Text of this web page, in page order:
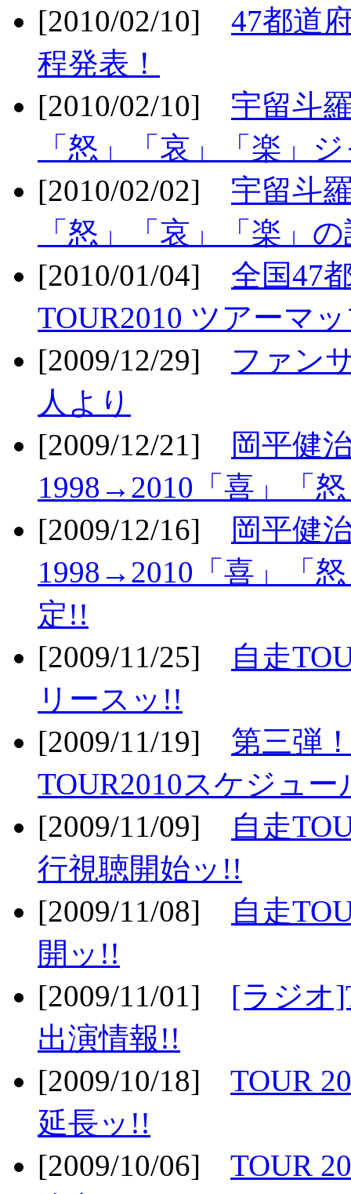
[2010/02/10] 47都道
程発表！
[2010/02/10] 宇留斗
「怒」「哀」「楽」
[2010/02/02] 宇留斗
「怒」「哀」「楽」
[2010/01/04] 全国47
TOUR2010 ツアーマ
[2009/12/29] ファン
人より
[2009/12/21]
岡平健
1998→2010「喜」「
[2009/12/16]
岡平健
1998→2010「喜」「
定!!
[2009/11/25]
自走
リースッ!!
[2009/11/19] 第三弾
TOUR2010スケジュー
[2009/11/09]
自走
行視聴開始ッ!!
[2009/11/08]
自走
開ッ!!
[2009/11/01] [ラジオ
出演情報!!
[2009/10/18] TOUR
延長ッ!!
[2009/10/06] TOUR